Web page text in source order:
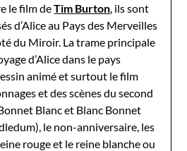
le film deTim Burton, ils sont
d’Alice au Pays des Merveilles
du Miroir. La trame principale
d’Alice dans le pays
animé et surtout le film
et des scènes du second
Blanc et Blanc Bonnet
le non-anniversaire, les
rouge et le reine blanche ou